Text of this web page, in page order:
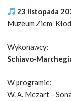
23 listopada
Muzeum Ziemi
Wykonawcy:
Schiavo-
W programie:
W. A. Mozart –